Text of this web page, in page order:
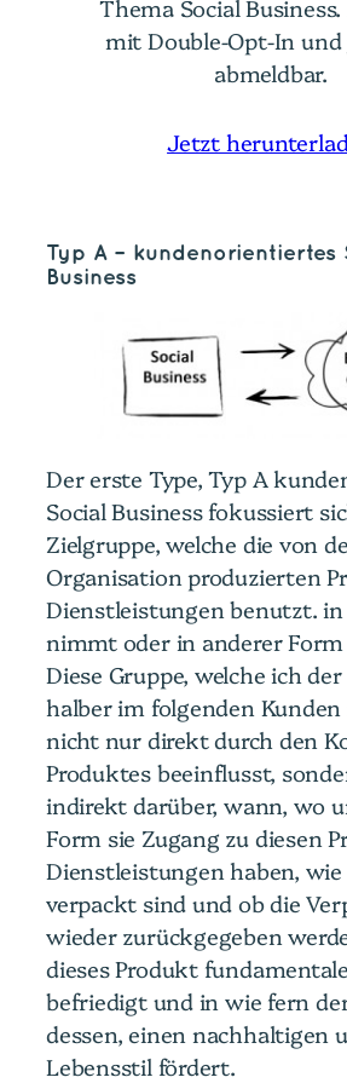
Thema Social
mit Double-Opt-In
abmeldbar.
Jetzt
Typ A – kundenorientiertes
Business
Der erste Type, Typ A
Social Business fokussiert
Zielgruppe, welche die von
Organisation produzierten
Dienstleistungen benutzt.
nimmt oder in anderer
Diese Gruppe, welche ich
halber im folgenden
nicht nur direkt durch den
Produktes beeinflusst,
indirekt darüber, wann, wo
Form sie Zugang zu diesen
Dienstleistungen haben, wie
verpackt sind und ob die
wieder zurückgegeben
dieses Produkt
befriedigt und in wie fern
dessen, einen nachhaltigen
Lebensstil fördert.